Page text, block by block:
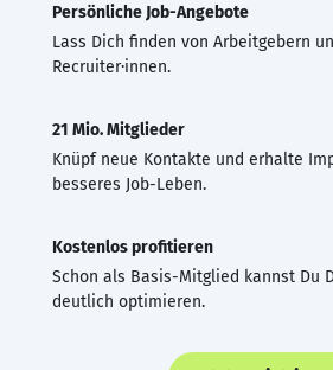
Persönliche Job-Angebote
Lass Dich finden von Arbeitgebern
Recruiter·innen.
21 Mio. Mitglieder
Knüpf neue Kontakte und erhalte
besseres Job-Leben.
Kostenlos profitieren
Schon als Basis-Mitglied kannst Du
deutlich optimieren.